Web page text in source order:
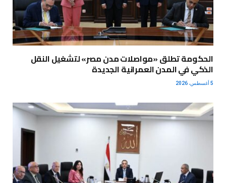
الحكومة تطلق «مواصلات مدن مصر» لتشغيل النقل
الذكي في المدن العمرانية الجديدة
5 أغسطس، 2026